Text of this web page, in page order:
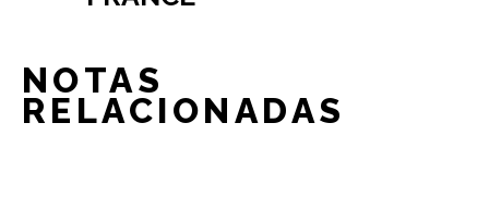
NOTAS
RELACIONADAS